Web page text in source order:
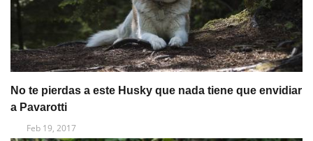
No te pierdas a este Husky que nada tiene que envidiar
a Pavarotti
Feb 19, 2017